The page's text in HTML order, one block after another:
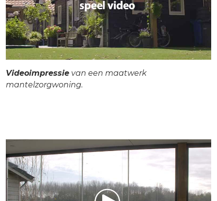
Videoimpressie van een maatwerk
mantelzorgwoning.